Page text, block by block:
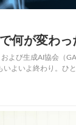
何が変わ
よび生成AI協会（
いよいよ終わり。ひ